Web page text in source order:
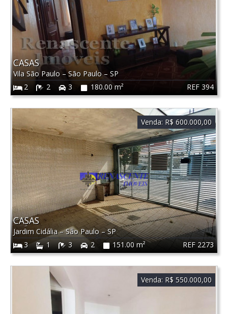
REF 394
CASAS
Vila São Paulo –São Paulo– SP
2
2 3 180.00 m²
REF 2273
CASAS
Jardim Cidália–São Paulo –SP
3
1 3 2 151.00 m²
Venda: R$ 600.000,00
Venda: R$ 550.000,00